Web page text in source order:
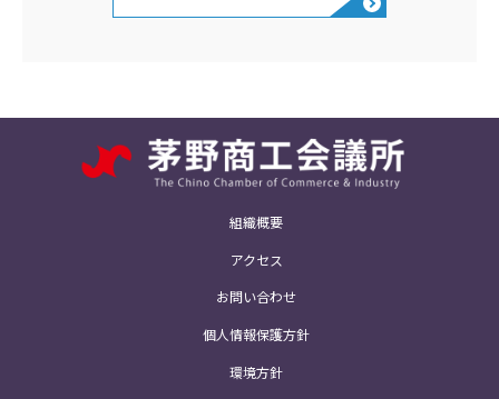
組織概要
アクセス
お問い合わせ
個人情報保護方針
環境方針